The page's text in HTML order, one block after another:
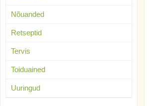
Nõuanded
Retseptid
Tervis
Toiduained
Uuringud